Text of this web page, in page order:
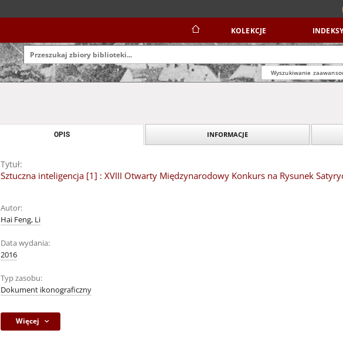
KOLEKCJE
Wyszukiwanie
OPIS INFORMACJE
Tytuł:
Sztuczna inteligencja [1] : XVIII Otwarty Międzynarodowy Konkurs na Rysunek
Autor:
Hai Feng, Li
Data wydania:
2016
Typ zasobu:
Dokument ikonograficzny
Więcej